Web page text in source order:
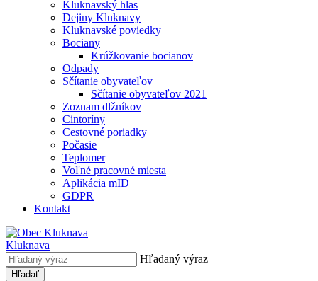
Kluknavský hlas
Dejiny Kluknavy
Kluknavské poviedky
Bociany
Krúžkovanie bocianov
Odpady
Sčítanie obyvateľov
Sčítanie obyvateľov 2021
Zoznam dlžníkov
Cintoríny
Cestovné poriadky
Počasie
Teplomer
Voľné pracovné miesta
Aplikácia mID
GDPR
Kontakt
Kluknava
Hľadaný výraz
Hľadať